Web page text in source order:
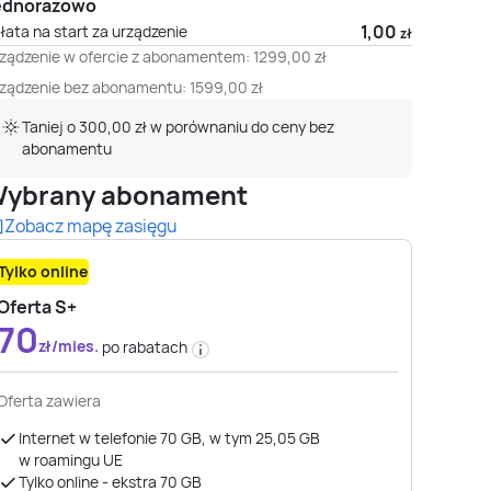
na start za urządzenie 1,00 zł
w ofercie z abonamentem: 1299,00 zł
bez abonamentu: 1599,00 zł
Taniej o 300,00 zł w porównaniu do ceny bez
abonamentu
abonament
Zobacz mapę zasięgu
online
S+
zł/mies. po rabatach
zawiera
Internet w telefonie 70 GB, w tym 25,05 GB
w roamingu UE
Tylko online - ekstra 70 GB